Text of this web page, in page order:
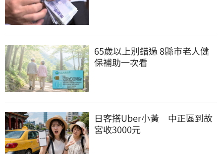
65歲以上別錯過 8縣市老人健
保補助一次看
日客搭Uber小黃　中正區到故
宮收3000元